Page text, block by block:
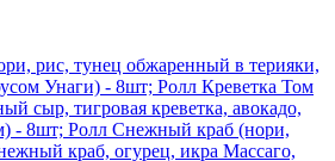
рис, тунец обжаренный в терияки,
Унаги) - 8шт; Ролл Креветка Том
сыр, тигровая креветка, авокадо,
- 8шт; Ролл Снежный краб (нори,
краб, огурец, икра Массаго,